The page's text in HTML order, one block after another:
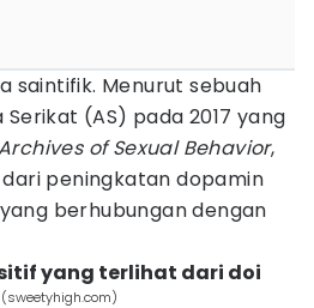
saintifik. Menurut sebuah
(AS) pada 2017 yang
of Sexual Behavior,
peningkatan dopamin
berhubungan dengan
yang terlihat dari doi